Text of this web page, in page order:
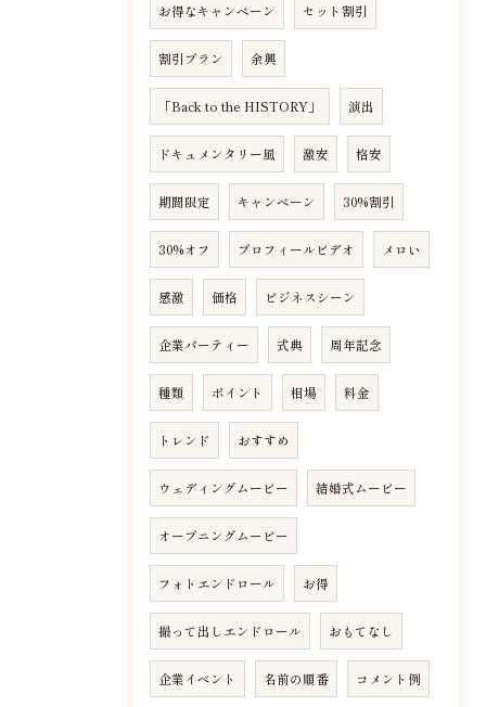
お得なキャンペーン セット割引
割引プラン 余興
「Back to the HISTORY」 演出
ドキュメンタリー風 激安 格安
期間限定 キャンペーン 30%割引
30%オフ プロフィールビデオ メロい
感激 価格 ビジネスシーン
企業パーティー 式典 周年記念
種類 ポイント 相場 料金
トレンド おすすめ
ウェディングムービー 結婚式ムービー
オープニングムービー
フォトエンドロール お得
撮って出しエンドロール おもてなし
企業イベント 名前の順番 コメント例